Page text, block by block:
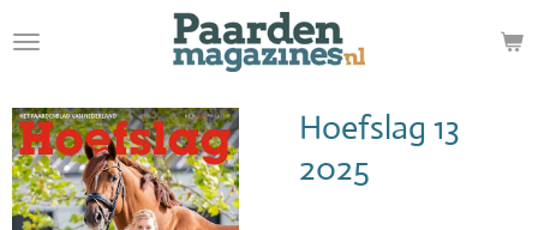
direct
de
hoofdinhoud
Hoefslag 13
2025